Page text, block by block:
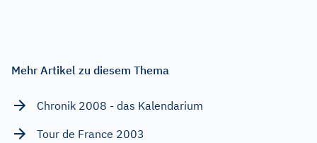
Mehr Artikel zu diesem Thema
Chronik 2008 - das Kalendarium
Tour de France 2003